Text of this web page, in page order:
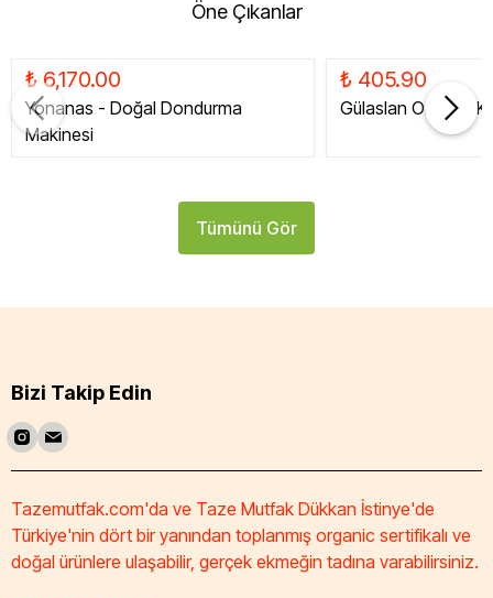
Öne Çıkanlar
₺ 6,170.00
Yonanas - Doğal Dondurma
Makinesi
₺ 405.90
Gülaslan Organik
Tümünü Gör
Bizi Takip Edin
Tazemutfak.com'da ve Taze Mutfak Dükkan İstinye'de
Türkiye'nin dört bir yanından toplanmış organic sertifikalı ve
doğal ürünlere ulaşabilir, gerçek ekmeğin tadına varabilirsiniz.